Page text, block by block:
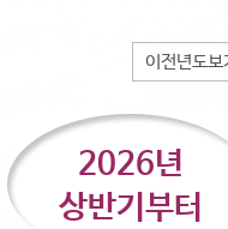
2026년
상반기부터